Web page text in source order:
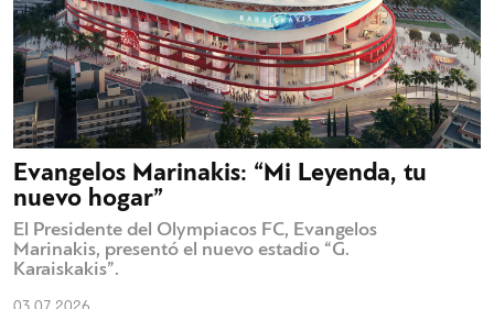
Evangelos Marinakis: “Mi Leyenda, tu
nuevo hogar”
El Presidente del Olympiacos FC, Evangelos
Marinakis, presentó el nuevo estadio “G.
Karaiskakis”.